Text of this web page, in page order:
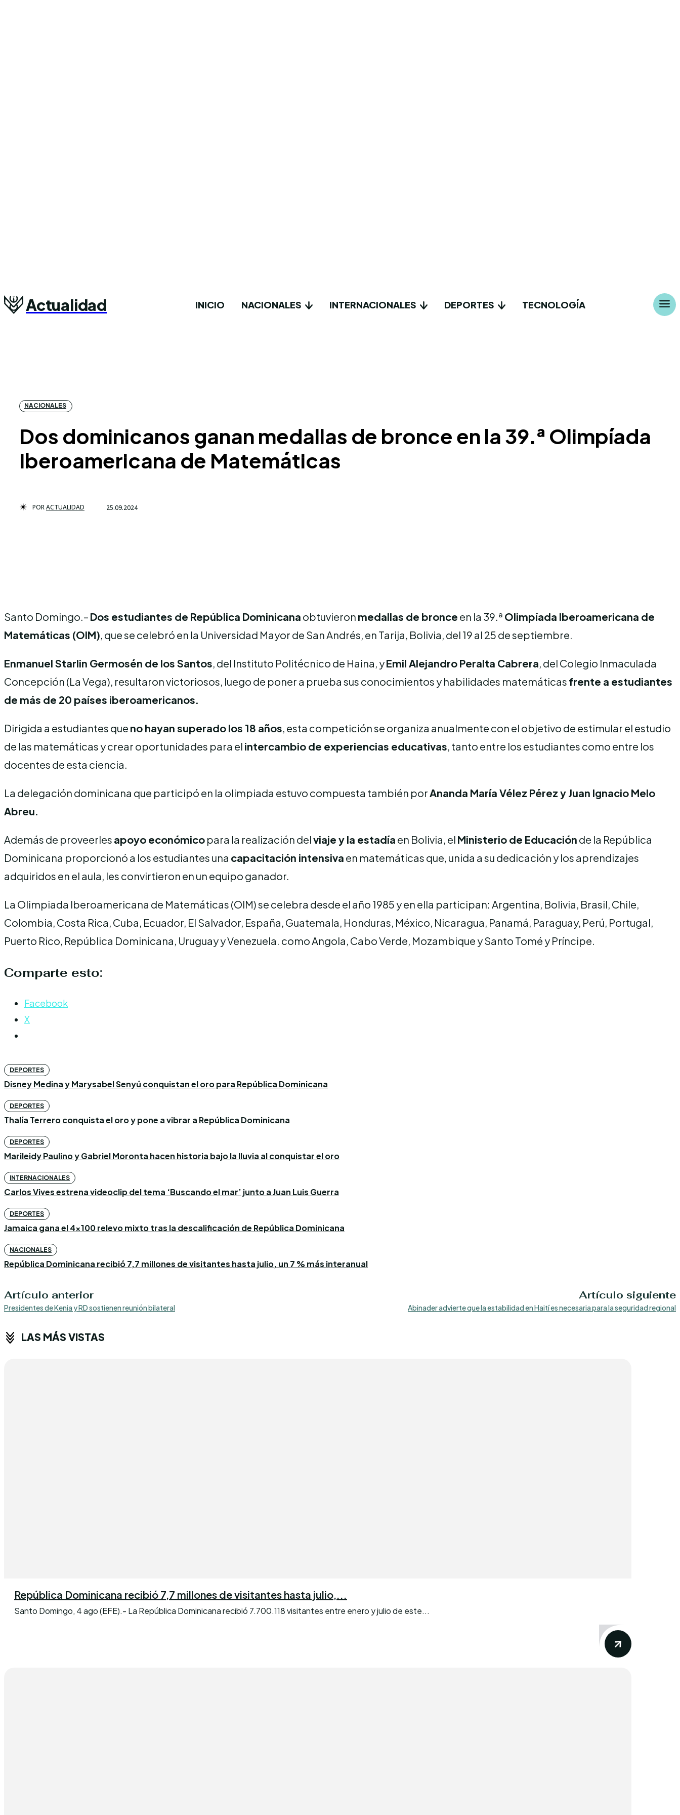
Actualidad INICIO NACIONALES INTERNACIONALES DEPORTES TECNOLOGÍA
NACIONALES
Dos dominicanos ganan medallas de bronce en la 39.ª Olimpíada
Iberoamericana de Matemáticas
PORACTUALIDAD 25.09.2024
Santo Domingo.– Dos estudiantes de República Dominicana obtuvieron medallas de bronce en la 39.ª Olimpíada Iberoamericana de
Matemáticas (OIM), que se celebró en la Universidad Mayor de San Andrés, en Tarija, Bolivia, del 19 al 25 de septiembre.
Enmanuel Starlin Germosén de los Santos, del Instituto Politécnico de Haina, yEmil Alejandro Peralta Cabrera, del Colegio Inmaculada
Concepción (La Vega), resultaron victoriosos, luego de poner a prueba sus conocimientos y habilidades matemáticas frente a estudiantes
de más de 20 países iberoamericanos.
Dirigida a estudiantes que no hayan superado los 18 años, esta competición se organiza anualmente con el objetivo de estimular el estudio
de las matemáticas y crear oportunidades para el intercambio de experiencias educativas, tanto entre los estudiantes como entre los
docentes de esta ciencia.
La delegación dominicana que participó en la olimpiada estuvo compuesta también porAnanda María Vélez Pérez y Juan Ignacio Melo
Abreu.
Además de proveerles apoyo económico para la realización delviaje y la estadía en Bolivia, el Ministerio de Educación de la República
Dominicana proporcionó a los estudiantes una capacitación intensiva en matemáticas que, unida a su dedicación y los aprendizajes
adquiridos en el aula, les convirtieron en un equipo ganador.
La Olimpiada Iberoamericana de Matemáticas (OIM) se celebra desde el año 1985 y en ella participan: Argentina, Bolivia, Brasil, Chile,
Colombia, Costa Rica, Cuba, Ecuador, El Salvador, España, Guatemala, Honduras, México, Nicaragua, Panamá, Paraguay, Perú, Portugal,
Puerto Rico, República Dominicana, Uruguay y Venezuela. como Angola, Cabo Verde, Mozambique y Santo Tomé y Príncipe.
Comparte esto:
Facebook
X
DEPORTES
Disney Medina y Marysabel Senyú conquistan el oro para República Dominicana
DEPORTES
Thalía Terrero conquista el oro y pone a vibrar a República Dominicana
DEPORTES
Marileidy Paulino y Gabriel Moronta hacen historia bajo la lluvia al conquistar el oro
INTERNACIONALES
Carlos Vives estrena videoclip del tema ‘Buscando el mar’ junto a Juan Luis Guerra
DEPORTES
Jamaica gana el 4×100 relevo mixto tras la descalificación de República Dominicana
NACIONALES
República Dominicana recibió 7,7 millones de visitantes hasta julio, un 7 % más interanual
Artículo anterior
Presidentes de Kenia y RD sostienen reunión bilateral
Artículo siguiente
Abinader advierte que la estabilidad en Haití es necesaria para la seguridad regional
LAS MÁS VISTAS
República Dominicana recibió 7,7 millones de visitantes hasta julio,...
Santo Domingo, 4 ago (EFE).- La República Dominicana recibió 7.700.118 visitantes entre enero y julio de este...